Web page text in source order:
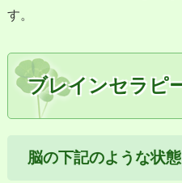
す。
ブレインセラピ
脳の下記のような状